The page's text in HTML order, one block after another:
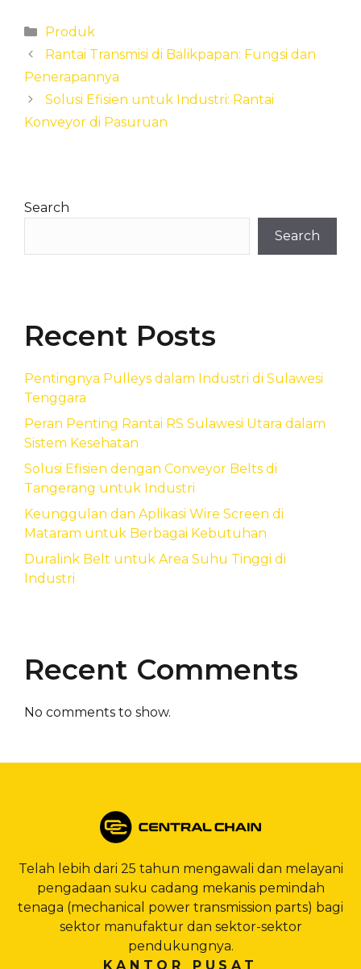
Categories
Produk
Rantai Transmisi di Balikpapan: Fungsi dan
Penerapannya
Solusi Efisien untuk Industri: Rantai
Konveyor di Pasuruan
Search
Search
Recent Posts
Pentingnya Pulleys dalam Industri di Sulawesi
Tenggara
Peran Penting Rantai RS Sulawesi Utara dalam
Sistem Kesehatan
Solusi Efisien dengan Conveyor Belts di
Tangerang untuk Industri
Keunggulan dan Aplikasi Wire Screen di
Mataram untuk Berbagai Kebutuhan
Duralink Belt untuk Area Suhu Tinggi di
Industri
Recent Comments
No comments to show.
Telah lebih dari 25 tahun mengawali dan melayani
pengadaan suku cadang mekanis pemindah
tenaga (mechanical power transmission parts) bagi
sektor manufaktur dan sektor-sektor
pendukungnya.
KANTOR PUSAT